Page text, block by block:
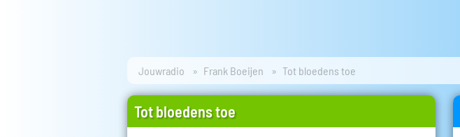
Jouwradio Frank Boeijen Tot bloedens toe
Tot bloedens toe